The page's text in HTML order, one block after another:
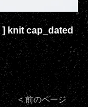
] knit cap_dated
< 前のページ